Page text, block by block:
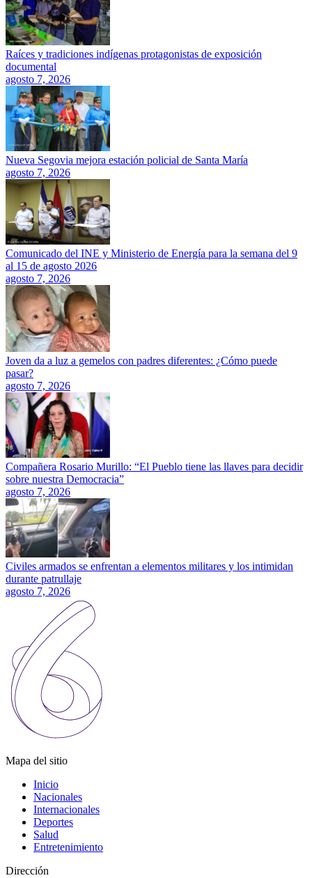
Raíces y tradiciones indígenas protagonistas de exposición
documental
agosto 7, 2026
Nueva Segovia mejora estación policial de Santa María
agosto 7, 2026
Comunicado del INE y Ministerio de Energía para la semana del 9
al 15 de agosto 2026
agosto 7, 2026
Joven da a luz a gemelos con padres diferentes: ¿Cómo puede
pasar?
agosto 7, 2026
Compañera Rosario Murillo: “El Pueblo tiene las llaves para decidir
sobre nuestra Democracia”
agosto 7, 2026
Civiles armados se enfrentan a elementos militares y los intimidan
durante patrullaje
agosto 7, 2026
Mapa del sitio
Inicio
Nacionales
Internacionales
Deportes
Salud
Entretenimiento
Dirección